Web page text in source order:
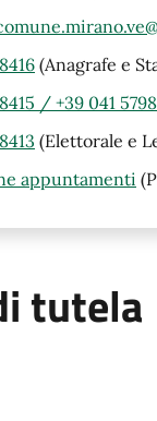
(Anagrafe e
/ +39 041
(Elettorale e
appuntamenti
tutela